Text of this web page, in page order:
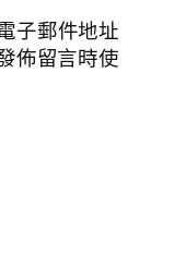
子郵件地址
佈留言時使